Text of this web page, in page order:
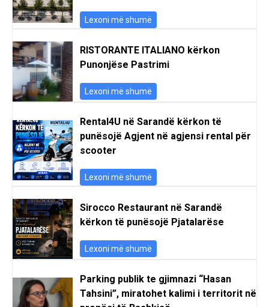
Lexoni më shumë
RISTORANTE ITALIANO kërkon
Punonjëse Pastrimi
Lexoni më shumë
Rental4U në Sarandë kërkon të
punësojë Agjent në agjensi rental për
scooter
Lexoni më shumë
Sirocco Restaurant në Sarandë
kërkon të punësojë Pjatalarëse
Lexoni më shumë
Parking publik te gjimnazi “Hasan
Tahsini”, miratohet kalimi i territorit në